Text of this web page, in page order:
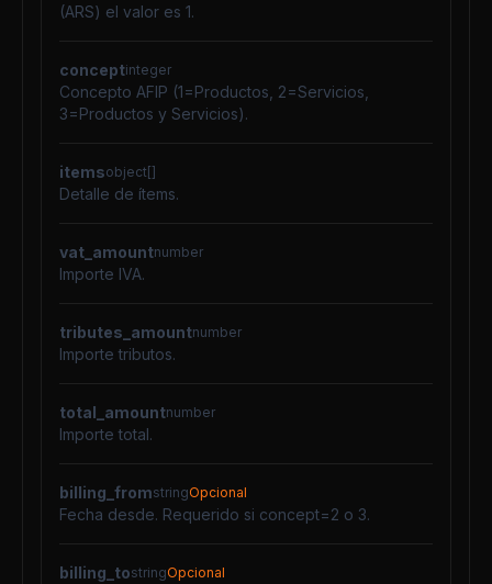
(ARS) el valor es 1.
conceptinteger
Concepto AFIP (1=Productos, 2=Servicios,
3=Productos y Servicios).
itemsobject[]
Detalle de ítems.
vat_amountnumber
Importe IVA.
tributes_amountnumber
Importe tributos.
total_amountnumber
Importe total.
billing_fromstringOpcional
Fecha desde. Requerido si concept=2 o 3.
billing_tostringOpcional